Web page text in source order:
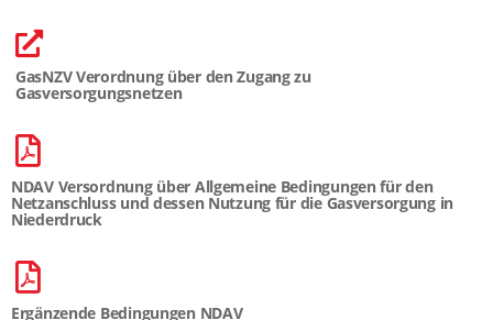
GasNZV Verordnung über den Zugang zu
Gasversorgungsnetzen
NDAV Versordnung über Allgemeine Bedingungen für den
Netzanschluss und dessen Nutzung für die Gasversorgung in
Niederdruck
Ergänzende Bedingungen NDAV